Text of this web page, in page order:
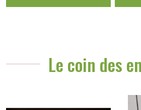
Le coin des